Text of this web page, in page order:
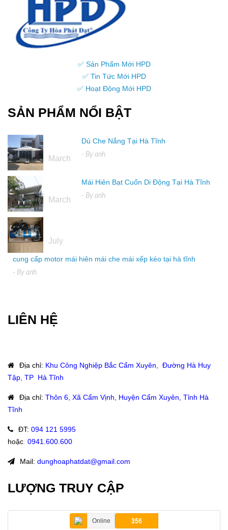
✅ Sản Phẩm Mới HPD
✅ Tin Tức Mới HPD
✅ Hoạt Động Mới HPD
SẢN PHẨM NỔI BẬT
March
Dù Che Nắng Tại Hà Tĩnh
- By anh
March
Mái Hiên Bạt Cuốn Di Động Tại Hà Tĩnh
- By anh
July
cung cấp motor mái hiên mái che mái xếp kéo tại hà tĩnh
- By anh
LIÊN HỆ
Địa chỉ: Khu Công Nghiệp Bắc Cẩm Xuyên, Đường Hà Huy
Tập, TP Hà Tĩnh
Địa chỉ: Thôn 6, Xã Cẩm Vịnh, Huyện Cẩm Xuyên, Tỉnh Hà
Tĩnh
ĐT: 094 121 5995
hoặc: 0941.600.600
Mail: dunghoaphatdat@gmail.com
LƯỢNG TRUY CẬP
Online 356